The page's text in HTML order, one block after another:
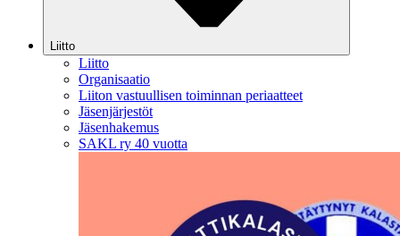
Liitto
Liitto
Organisaatio
Liiton vastuullisen toiminnan periaatteet
Jäsenjärjestöt
Jäsenhakemus
SAKL ry 40 vuotta